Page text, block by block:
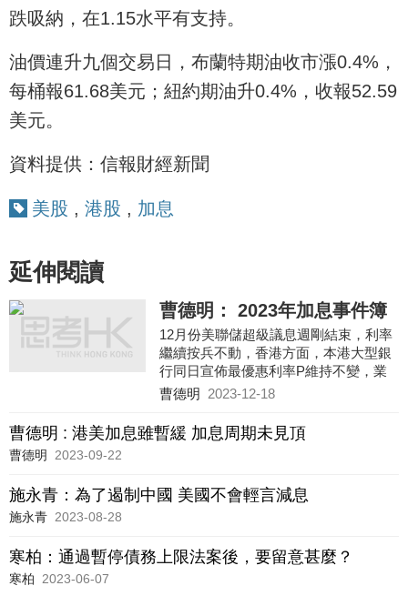
跌吸納，在1.15水平有支持。
油價連升九個交易日，布蘭特期油收市漲0.4%，
每桶報61.68美元；紐約期油升0.4%，收報52.59
美元。
資料提供：信報財經新聞
美股 , 港股 , 加息
延伸閱讀
曹德明： 2023年加息事件簿
12月份美聯儲超級議息週剛結束，利率
繼續按兵不動，香港方面，本港大型銀
行同日宣佈最優惠利率P維持不變，業
主供樓負擔未有再進一步增加，樓按市
回
曹德明 2023-12-18
曹德明 : 港美加息雖暫緩 加息周期未見頂
曹德明 2023-09-22
施永青：為了遏制中國 美國不會輕言減息
施永青 2023-08-28
寒柏：通過暫停債務上限法案後，要留意甚麼？
寒柏 2023-06-07